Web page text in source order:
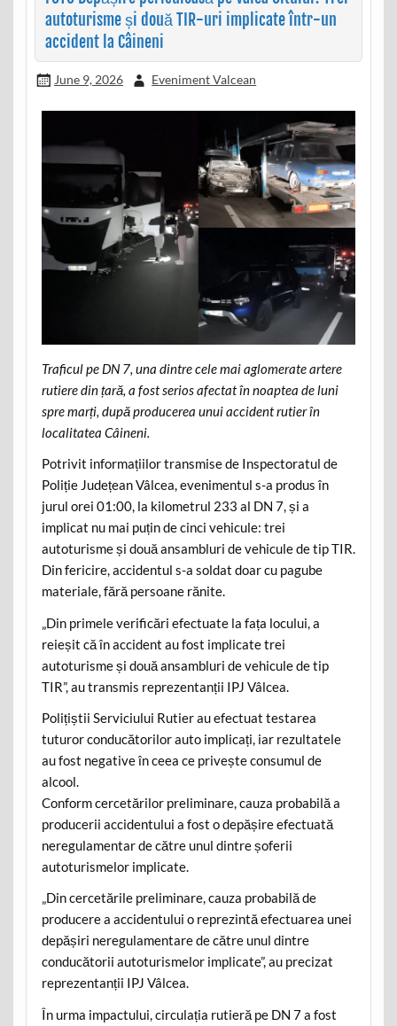
autoturisme și două TIR-uri implicate într-un
accident la Câineni
June 9, 2026 Eveniment Valcean
Traficul pe DN 7, una dintre cele mai aglomerate artere
rutiere din țară, a fost serios afectat în noaptea de luni
spre marți, după producerea unui accident rutier în
localitatea Câineni.
Potrivit informațiilor transmise de Inspectoratul de
Poliție Județean Vâlcea, evenimentul s-a produs în
jurul orei 01:00, la kilometrul 233 al DN 7, și a
implicat nu mai puțin de cinci vehicule: trei
autoturisme și două ansambluri de vehicule de tip TIR.
Din fericire, accidentul s-a soldat doar cu pagube
materiale, fără persoane rănite.
„Din primele verificări efectuate la fața locului, a
reieșit că în accident au fost implicate trei
autoturisme și două ansambluri de vehicule de tip
TIR”, au transmis reprezentanții IPJ Vâlcea.
Polițiștii Serviciului Rutier au efectuat testarea
tuturor conducătorilor auto implicați, iar rezultatele
au fost negative în ceea ce privește consumul de
alcool.
Conform cercetărilor preliminare, cauza probabilă a
producerii accidentului a fost o depășire efectuată
neregulamentar de către unul dintre șoferii
autoturismelor implicate.
„Din cercetările preliminare, cauza probabilă de
producere a accidentului o reprezintă efectuarea unei
depășiri neregulamentare de către unul dintre
conducătorii autoturismelor implicate”, au precizat
reprezentanții IPJ Vâlcea.
În urma impactului, circulația rutieră pe DN 7 a fost